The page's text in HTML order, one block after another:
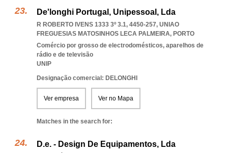
De'longhi Portugal, Unipessoal, Lda
R ROBERTO IVENS 1333 3º 3.1, 4450-257, UNIAO
FREGUESIAS MATOSINHOS LECA PALMEIRA, PORTO
Comércio por grosso de electrodomésticos, aparelhos de
rádio e de televisão
UNIP
Designação comercial: DELONGHI
Ver empresa Ver no Mapa
Matches in the search for:
D.e. - Design De Equipamentos, Lda